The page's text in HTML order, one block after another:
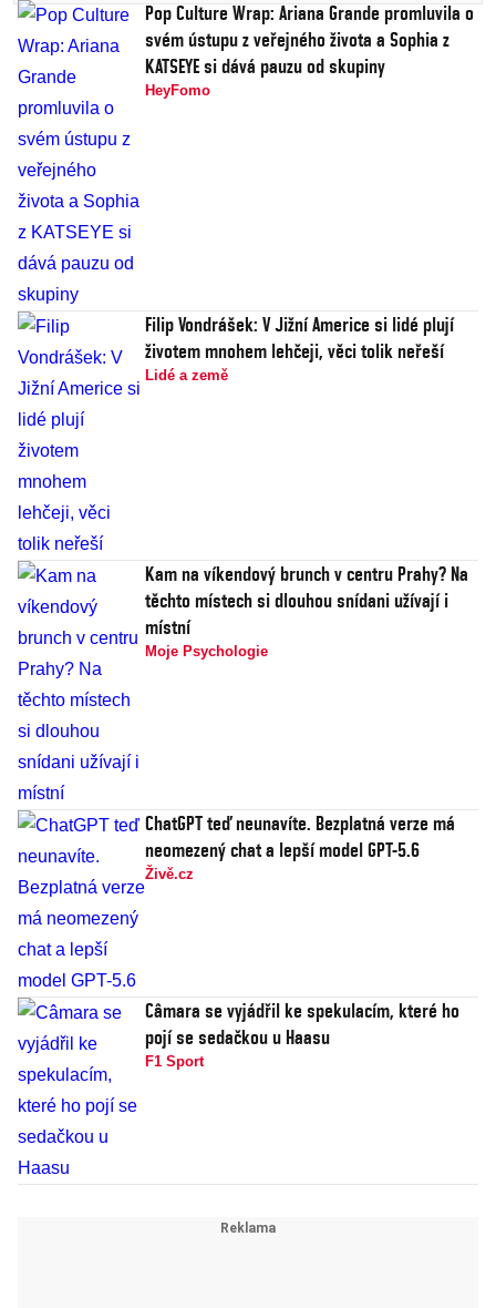
Pop Culture Wrap: Ariana Grande promluvila o
svém ústupu z veřejného života a Sophia z
KATSEYE si dává pauzu od skupiny
HeyFomo
Filip Vondrášek: V Jižní Americe si lidé plují
životem mnohem lehčeji, věci tolik neřeší
Lidé a země
Kam na víkendový brunch v centru Prahy? Na
těchto místech si dlouhou snídani užívají i
místní
Moje Psychologie
ChatGPT teď neunavíte. Bezplatná verze má
neomezený chat a lepší model GPT-5.6
Živě.cz
Câmara se vyjádřil ke spekulacím, které ho
pojí se sedačkou u Haasu
F1 Sport